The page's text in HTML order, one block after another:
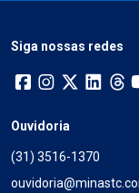
Siga nossas redes
Ouvidoria
(31) 3516-1370